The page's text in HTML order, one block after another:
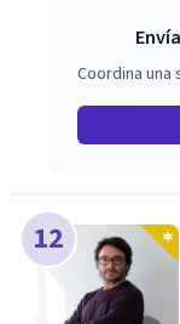
Coordina
12